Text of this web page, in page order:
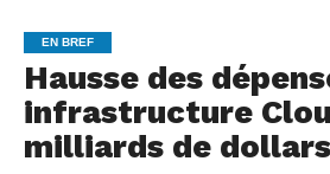
EN BREF
Hausse des
infrastructure
milliards de dollars